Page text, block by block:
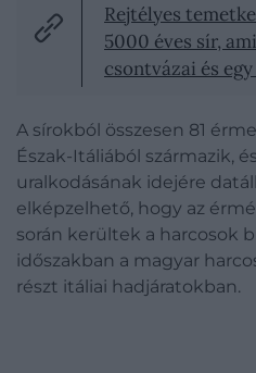
Rejtélyes
5000 éves sír,
csontvázai és
A sírokból összesen 81
Észak-Itáliából származik, és
uralkodásának idejére
elképzelhető, hogy az
során kerültek a harcosok
időszakban a magyar
részt itáliai hadjáratokban.